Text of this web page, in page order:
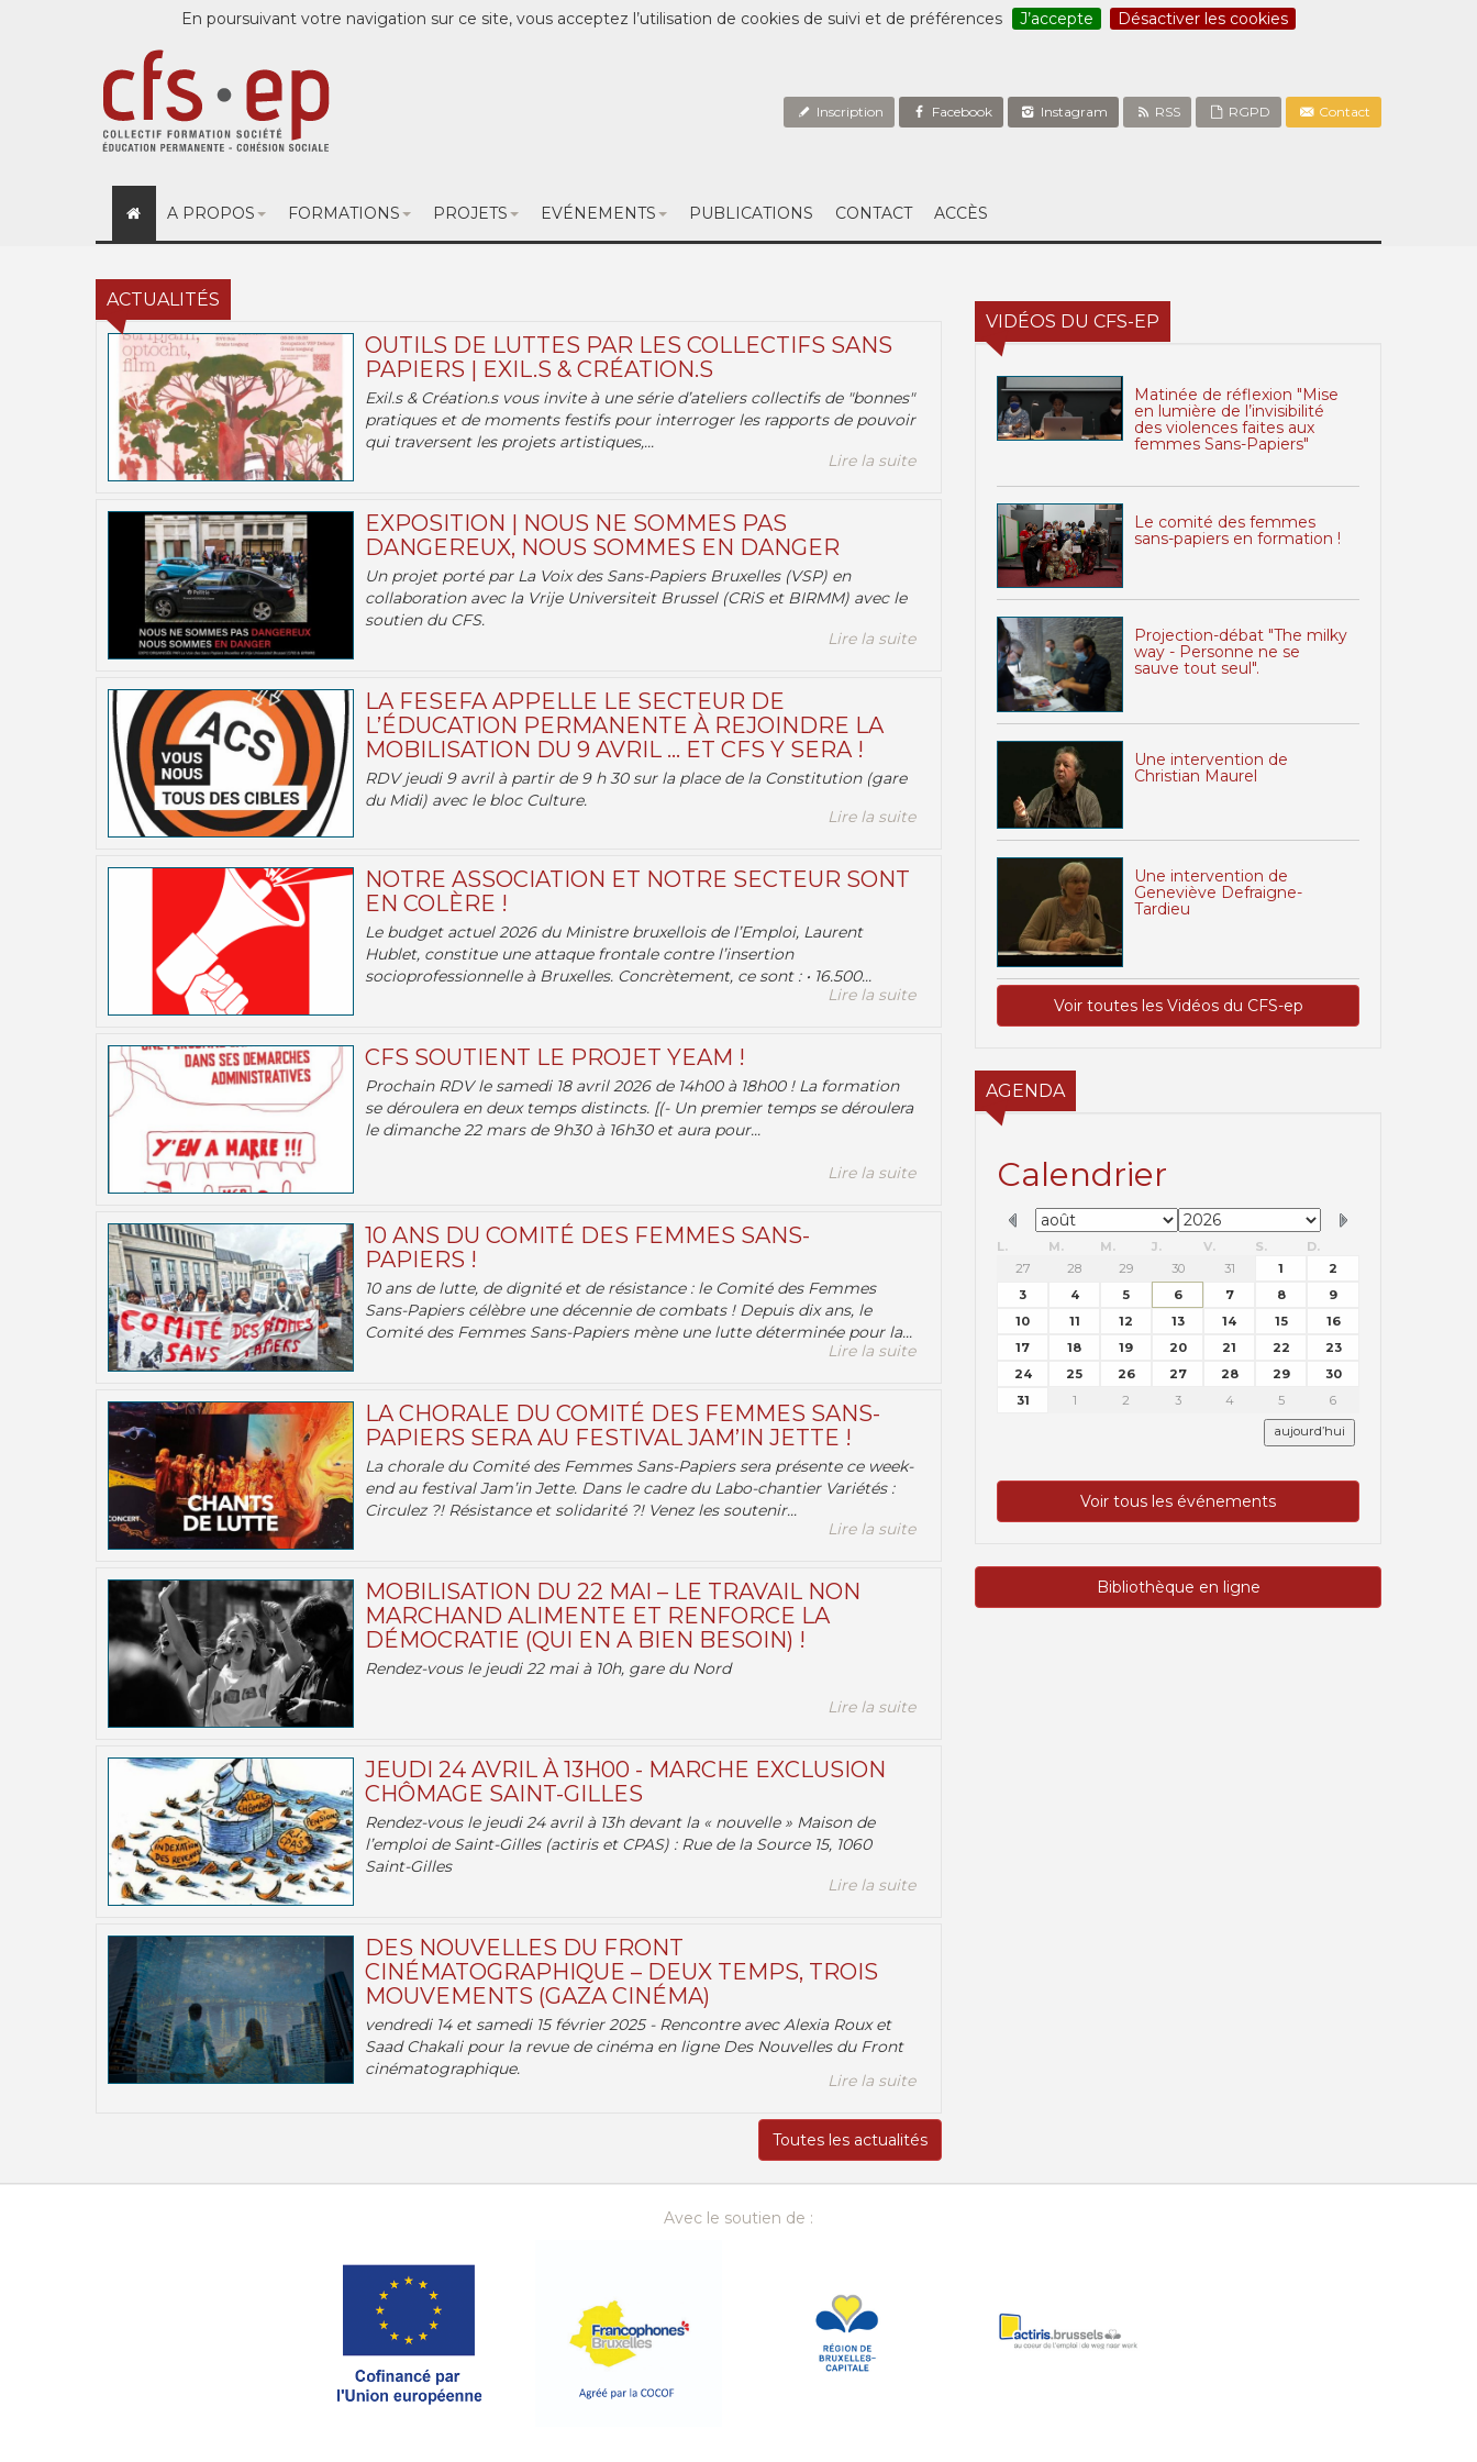
En poursuivant votre navigation sur ce site, vous acceptez l’utilisation de cookies de suivi et de préférences J’accepte Désactiver les cookies
Inscription Facebook Instagram RSS RGPD Contact
A PROPOS FORMATIONS PROJETS EVÉNEMENTS PUBLICATIONS CONTACT ACCÈS
ACTUALITÉS
OUTILS DE LUTTES PAR LES COLLECTIFS SANS
PAPIERS | EXIL.S & CRÉATION.S
Exil.s & Création.s vous invite à une série d’ateliers collectifs de "bonnes"
pratiques et de moments festifs pour interroger les rapports de pouvoir
qui traversent les projets artistiques,...
Lire la suite
EXPOSITION | NOUS NE SOMMES PAS
DANGEREUX, NOUS SOMMES EN DANGER
Un projet porté par La Voix des Sans-Papiers Bruxelles (VSP) en
collaboration avec la Vrije Universiteit Brussel (CRiS et BIRMM) avec le
soutien du CFS.
Lire la suite
LA FESEFA APPELLE LE SECTEUR DE
L’ÉDUCATION PERMANENTE À REJOINDRE LA
MOBILISATION DU 9 AVRIL … ET CFS Y SERA !
RDV jeudi 9 avril à partir de 9 h 30 sur la place de la Constitution (gare
du Midi) avec le bloc Culture.
Lire la suite
NOTRE ASSOCIATION ET NOTRE SECTEUR SONT
EN COLÈRE !
Le budget actuel 2026 du Ministre bruxellois de l’Emploi, Laurent
Hublet, constitue une attaque frontale contre l’insertion
socioprofessionnelle à Bruxelles. Concrètement, ce sont : • 16.500...
Lire la suite
CFS SOUTIENT LE PROJET YEAM !
Prochain RDV le samedi 18 avril 2026 de 14h00 à 18h00 ! La formation
se déroulera en deux temps distincts. [(- Un premier temps se déroulera
le dimanche 22 mars de 9h30 à 16h30 et aura pour...
Lire la suite
10 ANS DU COMITÉ DES FEMMES SANS-
PAPIERS !
10 ans de lutte, de dignité et de résistance : le Comité des Femmes
Sans-Papiers célèbre une décennie de combats ! Depuis dix ans, le
Comité des Femmes Sans-Papiers mène une lutte déterminée pour la...
Lire la suite
LA CHORALE DU COMITÉ DES FEMMES SANS-
PAPIERS SERA AU FESTIVAL JAM’IN JETTE !
La chorale du Comité des Femmes Sans-Papiers sera présente ce week-
end au festival Jam’in Jette. Dans le cadre du Labo-chantier Variétés :
Circulez ?! Résistance et solidarité ?! Venez les soutenir...
Lire la suite
MOBILISATION DU 22 MAI – LE TRAVAIL NON
MARCHAND ALIMENTE ET RENFORCE LA
DÉMOCRATIE (QUI EN A BIEN BESOIN) !
Rendez-vous le jeudi 22 mai à 10h, gare du Nord
Lire la suite
JEUDI 24 AVRIL À 13H00 - MARCHE EXCLUSION
CHÔMAGE SAINT-GILLES
Rendez-vous le jeudi 24 avril à 13h devant la « nouvelle » Maison de
l’emploi de Saint-Gilles (actiris et CPAS) : Rue de la Source 15, 1060
Saint-Gilles
Lire la suite
DES NOUVELLES DU FRONT
CINÉMATOGRAPHIQUE – DEUX TEMPS, TROIS
MOUVEMENTS (GAZA CINÉMA)
vendredi 14 et samedi 15 février 2025 - Rencontre avec Alexia Roux et
Saad Chakali pour la revue de cinéma en ligne Des Nouvelles du Front
cinématographique.
Lire la suite
Toutes les actualités
VIDÉOS DU CFS-EP
Matinée de réflexion "Mise
en lumière de l’invisibilité
des violences faites aux
femmes Sans-Papiers"
Le comité des femmes
sans-papiers en formation !
Projection-débat "The milky
way - Personne ne se
sauve tout seul".
Une intervention de
Christian Maurel
Une intervention de
Geneviève Defraigne-
Tardieu
Voir toutes les Vidéos du CFS-ep
AGENDA
Calendrier
L. M. M. J. V. S.
D.
27
28 29 30 31 1
2
3
4 5 6 7 8
9
10
11 12 13 14 15
16
17
18 19 20 21 22
23
24
25 26 27 28 29
30
31
1 2 3 4 5 6
aujourd’hui
Voir tous les événements
Bibliothèque en ligne
Avec le soutien de :